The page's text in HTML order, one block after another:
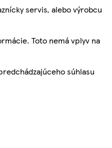
servis, alebo výrobcu
Toto nemá vplyv na
súhlasu